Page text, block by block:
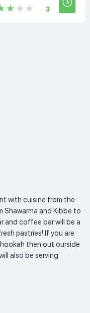
3
with cuisine from the
Shawarma and Kibbe to
and coffee bar will be a
pastries! If you are
then out ourside
also be serving